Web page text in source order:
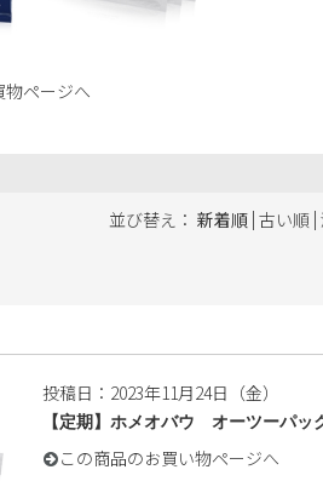
物ページへ
並び替え： 新着順 | 古い順 |
投稿日：2023年11月24日（金）
【定期】ホメオバウ オーツーパッ
この商品のお買い物ページへ